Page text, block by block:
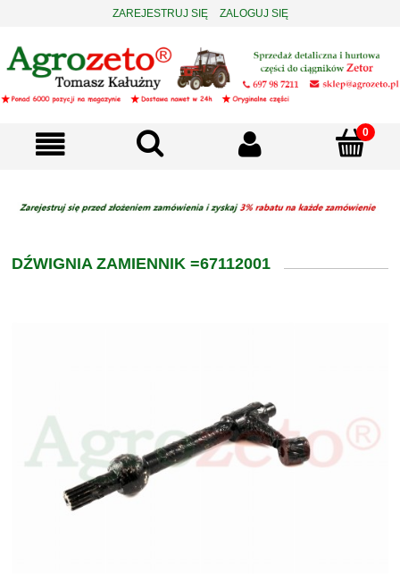
ZAREJESTRUJ SIĘ ZALOGUJ SIĘ
DŹWIGNIA ZAMIENNIK =67112001